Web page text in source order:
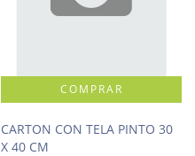
CARTON CON TELA PINTO 30
X 40 CM